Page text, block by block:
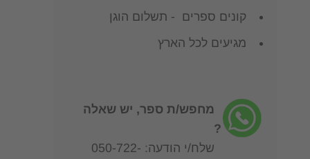
קונים ספרים - תשלום הוגן
מגיעים לכל הארץ
מחפש/ת ספר, יש שאלה
?
שלח/י הודעה: 050-722-